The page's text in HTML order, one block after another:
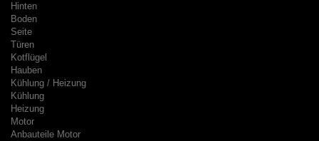
Hinten
Boden
Seite
Türen
Kotflügel
Hauben
Kühlung / Heizung
Kühlung
Heizung
Motor
Anbauteile Motor